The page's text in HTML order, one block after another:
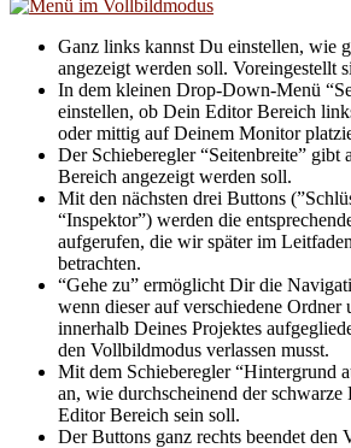
Ganz links kannst Du einstellen, wie
angezeigt werden soll. Voreingestellt
In dem kleinen Drop-Down-Menü
einstellen, ob Dein Editor Bereich
oder mittig auf Deinem Monitor
Der Schieberegler “Seitenbreite”
Bereich angezeigt werden soll.
Mit den nächsten drei Buttons
“Inspektor”) werden die
aufgerufen, die wir später im
betrachten.
“Gehe zu” ermöglicht Dir die
wenn dieser auf verschiedene Ordner
innerhalb Deines Projektes
den Vollbildmodus verlassen musst.
Mit dem Schieberegler “Hintergrund
an, wie durchscheinend der
Editor Bereich sein soll.
Der Buttons ganz rechts beendet den